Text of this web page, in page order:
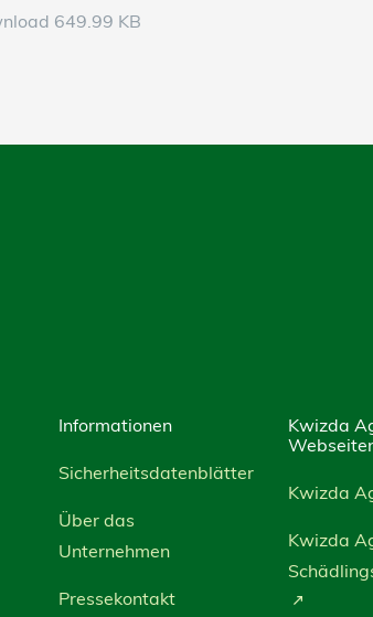
649.99 KB
Informationen
Sicherheitsdatenblätter
Über das
Unternehmen
Pressekontakt
Kwizda
Kwizda
Kwizda